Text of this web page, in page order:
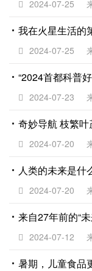
2024-07-25
我在火星生活的
2024-07-25
“2024首都科普
2024-07-23
奇妙导航 枝繁叶
2024-07-20
人类的未来是什
2024-07-20
来自27年前的“
2024-07-12
暑期，儿童食品